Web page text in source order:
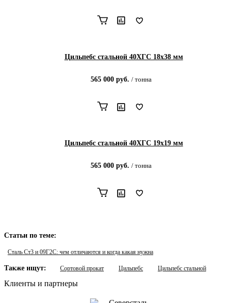
Цильпебс стальной 40ХГС 18х38 мм
565 000 руб. / тонна
Цильпебс стальной 40ХГС 19х19 мм
565 000 руб. / тонна
Статьи по теме:
Сталь Ст3 и 09Г2С: чем отличаются и когда какая нужна
Также ищут: Сортовой прокат Цильпебс Цильпебс стальной
Клиенты и партнеры